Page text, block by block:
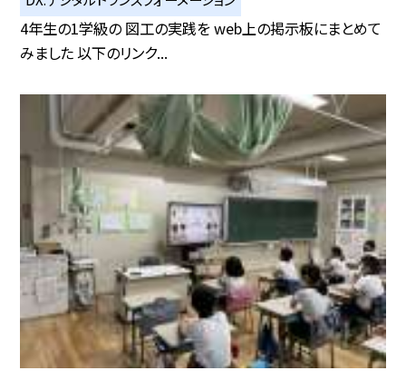
4年生の1学級の 図工の実践を web上の掲示板にまとめて
みました 以下のリンク...